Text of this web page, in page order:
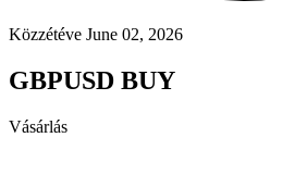
Közzétéve June 02, 2026
GBPUSD BUY
Vásárlás